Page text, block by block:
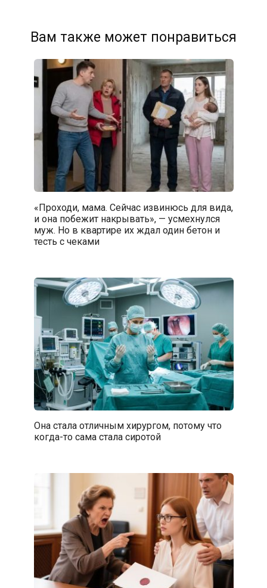
Вам также может понравиться
«Проходи, мама. Сейчас извинюсь для вида,
и она побежит накрывать», — усмехнулся
муж. Но в квартире их ждал один бетон и
тесть с чеками
Она стала отличным хирургом, потому что
когда-то сама стала сиротой